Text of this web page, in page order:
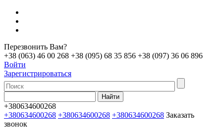
Перезвонить Вам?
+38 (063) 46 00 268 +38 (095) 68 35 856 +38 (097) 36 06 896
Войти
Зарегистрироваться
+380634600268
+380634600268 +380634600268 +380634600268 Заказать
звонок